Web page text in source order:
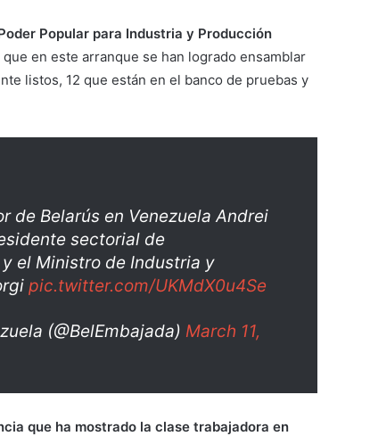
Popular para Industria y Producción
en este arranque se han logrado ensamblar
listos, 12 que están en el banco de pruebas y
de Belarús en Venezuela Andrei
sectorial de
el Ministro de Industria y
pic.twitter.com/UKMdX0u4Se
(@BelEmbajada) March 11,
que ha mostrado la clase trabajadora en